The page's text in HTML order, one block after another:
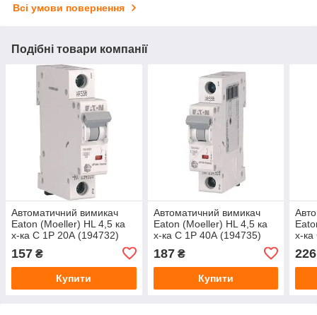
Всі умови повернення
Подібні товари компанії
Автоматичний вимикач
Eaton (Moeller) HL 4,5 ка
х-ка C 1P 20А (194732)
157 ₴
Купити
Автоматичний вимикач
Eaton (Moeller) HL 4,5 ка
х-ка C 1P 40А (194735)
187₴
Купити
х-
226